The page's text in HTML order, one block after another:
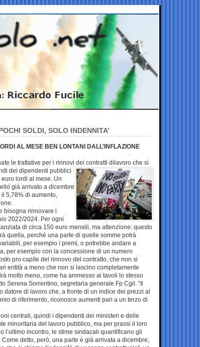
SOLDI, SOLO INDENNITA’
AL MESE BEN LONTANI DALL’INFLAZIONE
le trattative per i rinnovi dei contratti dilavoro che si
dei dipendenti pubblici
lordi al mese. Un
già arrivato a dicembre
5,78% di aumento,
bisogna rinnovare i
2022/2024. Per ogni
di circa 150 euro mensili, ma attenzione: questo
quella, perché una parte di quelle somme potrà
per esempio i premi, o potrebbe andare a
per esempio con la concessione di un numero
pro capite del rinnovo del contratto, che non si
entità a meno che non si lascino completamente
molto meno, come ha ammesso ai tavoli lo stesso
Serena Sorrentino, segretaria generale Fp Cgil. “Il
datore di lavoro che, a fronte di un indice dei prezzi al
di riferimento, riconosce aumenti pari a un terzo di
centrali, quindi i dipendenti dei ministeri e delle
minoritaria del lavoro pubblico, ma per prassi il loro
l’ultimo incontro, le stime sindacali quantificano gli
detto, però, una parte è già arrivata a dicembre,